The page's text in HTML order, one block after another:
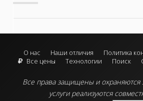
О нас Наши отличия
Политика
Все цены
Технологии Поиск
Все права защищены и охраняются
услуги реализуются